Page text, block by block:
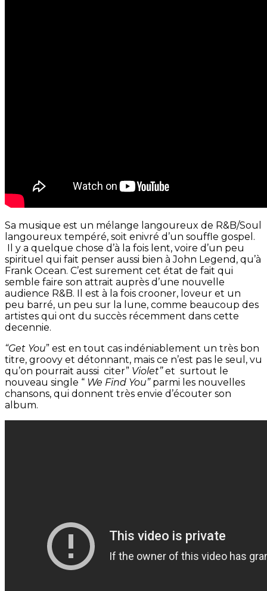
Sa musique est un mélange langoureux de R&B/Soul
langoureux tempéré, soit enivré d’un souffle gospel.
Il y a quelque chose d’à la fois lent, voire d’un peu
spirituel qui fait penser aussi bien à John Legend, qu’à
Frank Ocean. C’est surement cet état de fait qui
semble faire son attrait auprès d’une nouvelle
audience R&B. Il est à la fois crooner, loveur et un
peu barré, un peu sur la lune, comme beaucoup des
artistes qui ont du succès récemment dans cette
decennie.
“Get You” est en tout cas indéniablement un très bon
titre, groovy et détonnant, mais ce n’est pas le seul, vu
qu’on pourrait aussi citer” Violet”et surtout le
nouveau single “ We Find You”parmi les nouvelles
chansons, qui donnent très envie d’écouter son
album.